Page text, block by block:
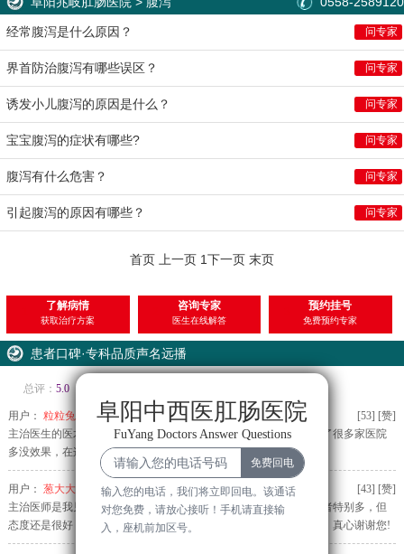
经常腹泻是什么原因？ 问专家
界首防治腹泻有哪些误区？ 问专家
诱发小儿腹泻的原因是什么？ 问专家
宝宝腹泻的症状有哪些? 问专家
腹泻有什么危害？ 问专家
引起腹泻的原因有哪些？ 问专家
首页 上一页 1下一页 末页
了解病情
获取治疗方案
咨询专家
医生在线解答
预约挂号
免费预约专家
患者口碑·专科品质声名远播
总评：5.0
用户： 粒粒兔窝 评分：5.0分 [53] [赞]
主治医生的医术确实没话说，我是朋友推荐过来的。为了治痔疮跑了很多家医院
多没效果，在这里很快就治好了，真的很赞！
用户： 葱大大 评分：5.0分 [43] [赞]
主治医师是我见过最有耐心和爱心且医术高明的医生，他的门诊患者特别多，但
态度还是很好，在主治医师的治疗下逐渐好转了，治疗费用也不高，真心谢谢您!
阜阳中西医肛肠医院
FuYang Doctors Answer Questions
输入您的电话，我们将立即回电。该通话
对您免费，请放心接听！手机请直接输
入，座机前加区号。